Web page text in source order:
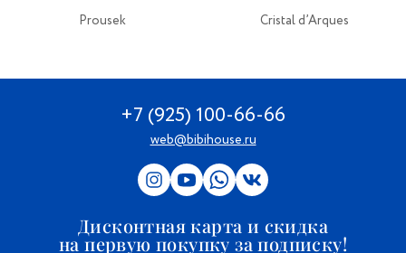
Prousek Cristal d’Arques
+7 (925) 100-66-66
web@bibihouse.ru
Дисконтная карта и скидка
на первую покупку за подписку!